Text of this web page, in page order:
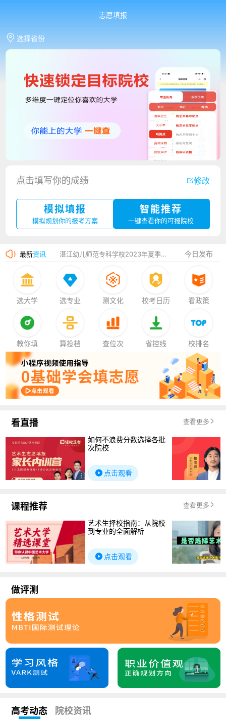
志愿填报
选择省份
点击填写你的成绩 修改
模拟填报
模拟规划你的报考方案
智能推荐
一键查看你的可报院校
最新资讯
厦门大学嘉庚学院2023年艺术类招生简章
湛江幼儿师范专科学校2023年夏季高考招生简章
香港中文大学（深圳）2023年夏季高考招生简章
今日发布
选大学 选专业 测文化 校考日历 看政策
教你填 算投档 查位次 省控线 校排名
看直播 查看更多
如何不浪费分数选择各批
次院校
点击观看
课程推荐 查看更多
艺术生择校指南：从院校
到专业的全面解析
点击观看
做评测
高考动态 院校资讯